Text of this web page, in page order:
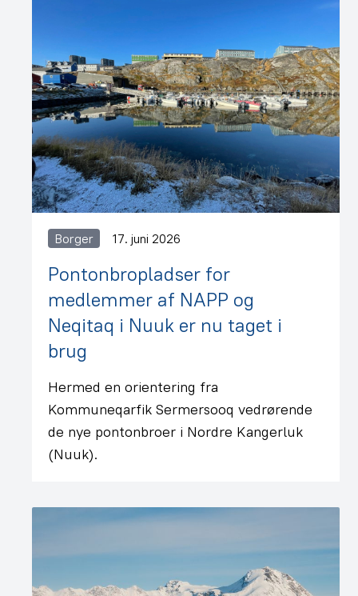
Borger 17. juni 2026
Pontonbropladser for
medlemmer af NAPP og
Neqitaq i Nuuk er nu taget i
brug
Hermed en orientering fra
Kommuneqarfik Sermersooq vedrørende
de nye pontonbroer i Nordre Kangerluk
(Nuuk).